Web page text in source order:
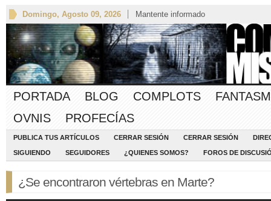
Domingo, Agosto 09, 2026 Mantente informado
PORTADA BLOG COMPLOTS
OVNIS
PROFECÍAS
PUBLICA TUS ARTÍCULOS CERRAR SESIÓN CERRAR SESIÓN
SIGUIENDO SEGUIDORES ¿QUIENES SOMOS? FOROS DE
¿Se encontraron vértebras en Marte?